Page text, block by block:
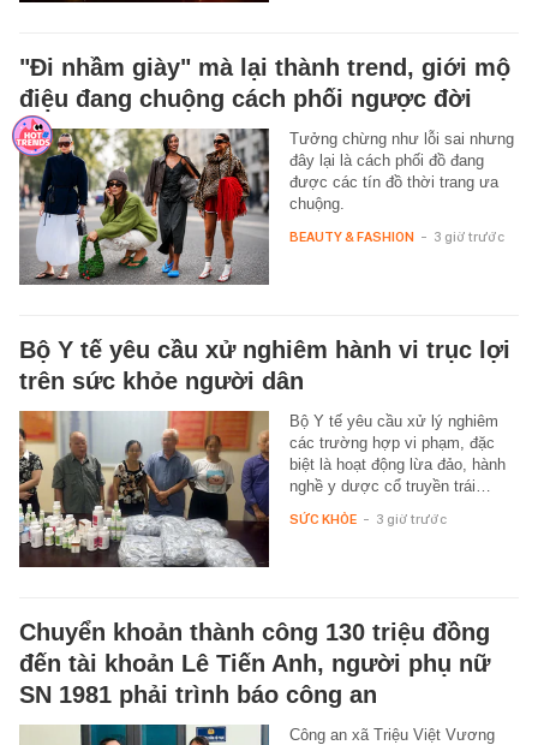
"Đi nhầm giày" mà lại thành trend, giới mộ
điệu đang chuộng cách phối ngược đời
Tưởng chừng như lỗi sai nhưng
đây lại là cách phối đồ đang
được các tín đồ thời trang ưa
chuộng.
BEAUTY & FASHION - 3 giờ trước
Bộ Y tế yêu cầu xử nghiêm hành vi trục lợi
trên sức khỏe người dân
Bộ Y tế yêu cầu xử lý nghiêm
các trường hợp vi phạm, đặc
biệt là hoạt động lừa đảo, hành
nghề y dược cổ truyền trái…
SỨC KHỎE - 3 giờ trước
Chuyển khoản thành công 130 triệu đồng
đến tài khoản Lê Tiến Anh, người phụ nữ
SN 1981 phải trình báo công an
Công an xã Triệu Việt Vương